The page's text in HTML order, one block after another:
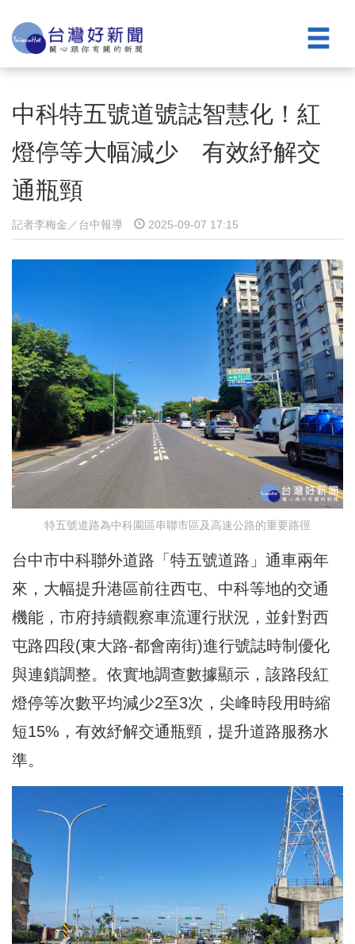
中科特五號道號誌智慧化！紅
燈停等大幅減少 有效紓解交
通瓶頸
記者李梅金／台中報導 2025-09-07 17:15
特五號道路為中科園區串聯市區及高速公路的重要路徑
台中市中科聯外道路「特五號道路」通車兩年
來，大幅提升港區前往西屯、中科等地的交通
機能，市府持續觀察車流運行狀況，並針對西
屯路四段(東大路-都會南街)進行號誌時制優化
與連鎖調整。依實地調查數據顯示，該路段紅
燈停等次數平均減少2至3次，尖峰時段用時縮
短15%，有效紓解交通瓶頸，提升道路服務水
準。